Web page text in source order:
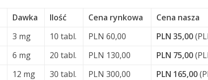
Dawka Ilość Cena rynkowa Cena nasza
3 mg 10 tabl. PLN 60,00 PLN 35,00
6 mg 20 tabl. PLN 130,00 PLN 75,00
12 mg 30 tabl. PLN 300,00 PLN 165,00